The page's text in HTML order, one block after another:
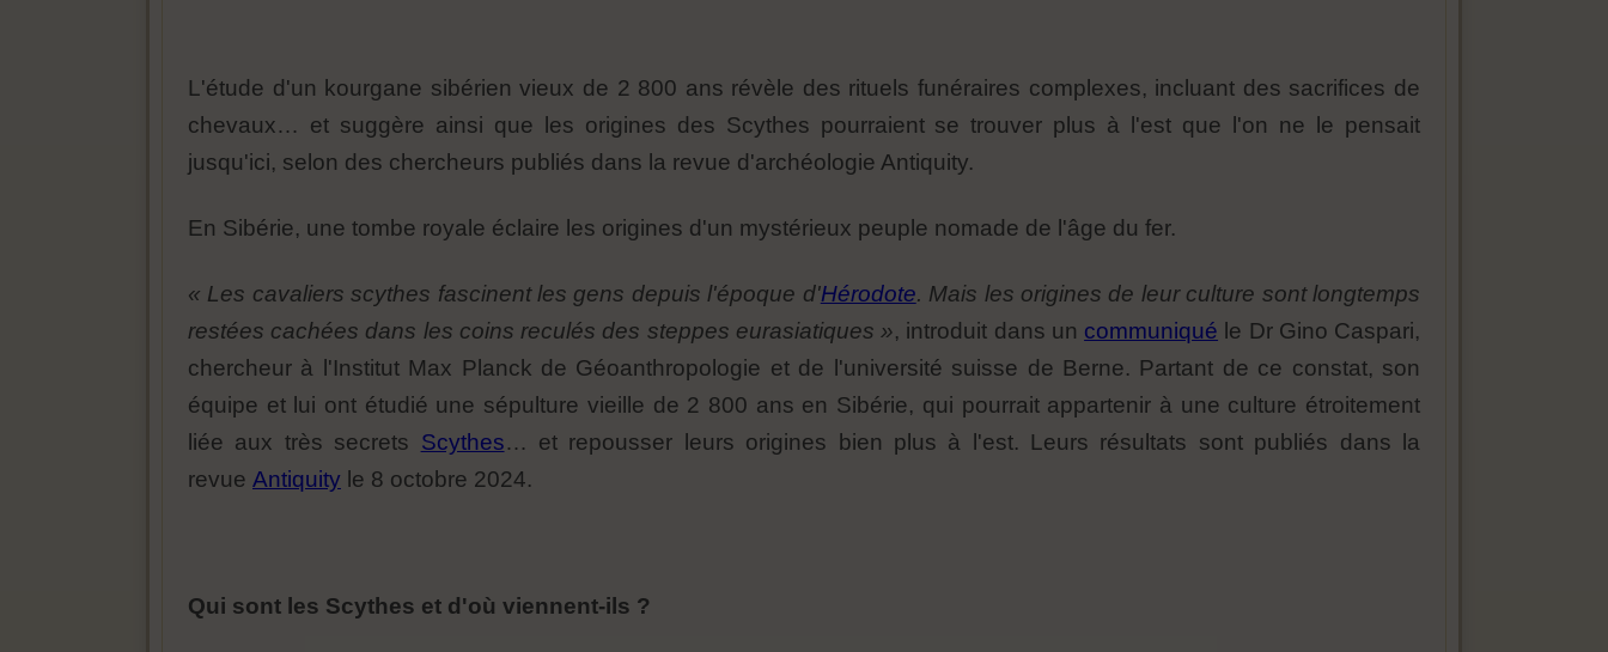
L'étude d'un kourgane sibérien vieux de 2 800 ans révèle des rituels funéraires complexes, incluant des sacrifices de
chevaux… et suggère ainsi que les origines des Scythes pourraient se trouver plus à l'est que l'on ne le pensait
jusqu'ici, selon des chercheurs publiés dans la revue d'archéologie Antiquity.
En Sibérie, une tombe royale éclaire les origines d'un mystérieux peuple nomade de l'âge du fer.
« Les cavaliers scythes fascinent les gens depuis l'époque d'Hérodote. Mais les origines de leur culture sont longtemps
restées cachées dans les coins reculés des steppes eurasiatiques », introduit dans un communiqué le Dr Gino Caspari,
chercheur à l'Institut Max Planck de Géoanthropologie et de l'université suisse de Berne. Partant de ce constat, son
équipe et lui ont étudié une sépulture vieille de 2 800 ans en Sibérie, qui pourrait appartenir à une culture étroitement
liée aux très secrets Scythes… et repousser leurs origines bien plus à l'est. Leurs résultats sont publiés dans la
revue Antiquity le 8 octobre 2024.
Qui sont les Scythes et d'où viennent-ils ?